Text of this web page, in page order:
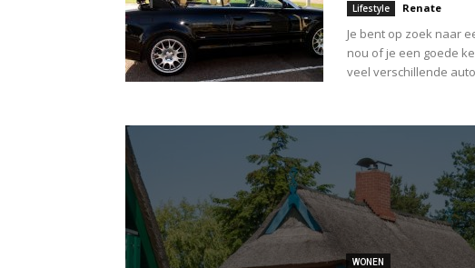
Lifestyle Renate
Je bent op zoek naar
nou of je een goede
veel verschillende
WONEN